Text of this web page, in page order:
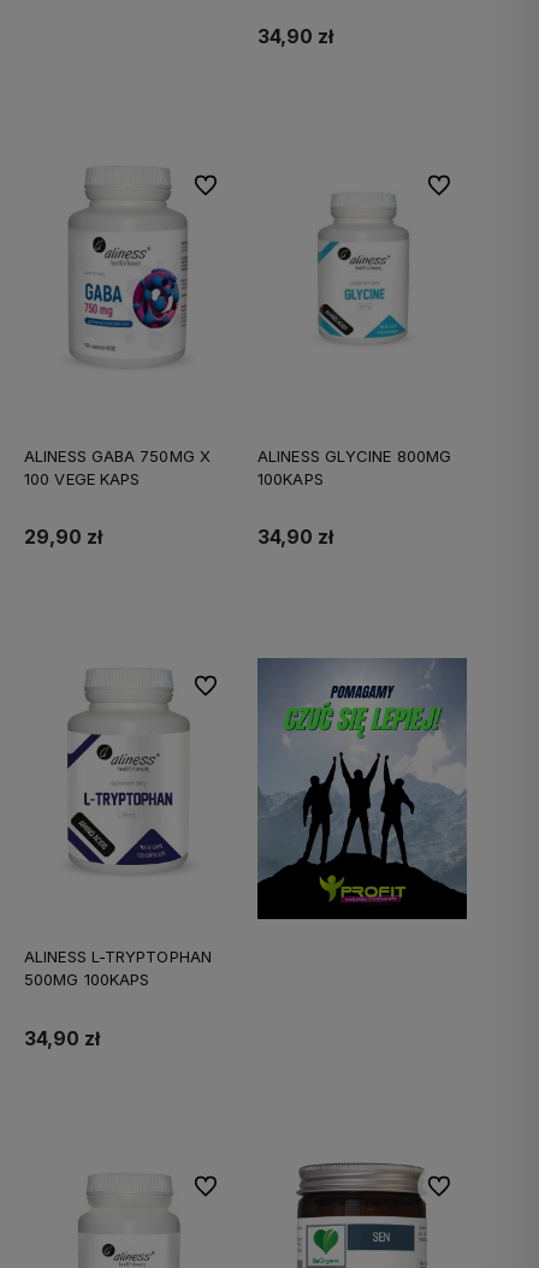
34,90 zł
ALINESS GABA 750MG X
100 VEGE KAPS
29,90 zł
Do ulubionych
ALINESS GLYCINE 800MG
100KAPS
34,90 zł
Do ulubionych
ALINESS L-TRYPTOPHAN
500MG 100KAPS
34,90 zł
Do ulubionych
Do ulubionych Do ulubionych